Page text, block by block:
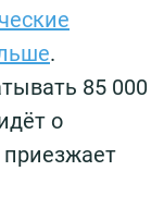
.
85 000
о
приезжает